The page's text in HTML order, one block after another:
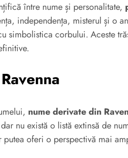
între nume și personalitate,
independența, misterul și o
simbolistica corbului. Aceste
nume derivate din
nu există o listă extinsă de
oferi o perspectivă mai